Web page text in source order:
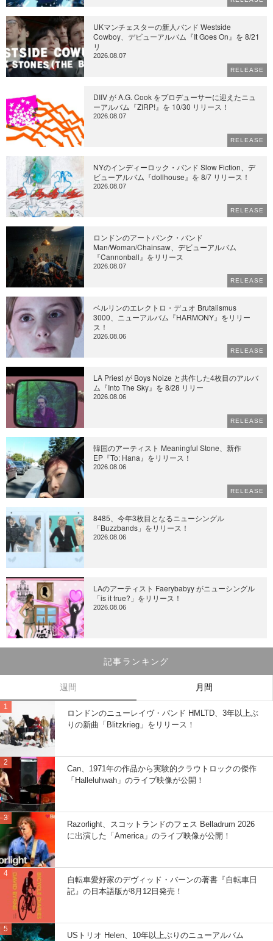
UKマンチェスターの新人バンド Westside
Cowboy、デビューアルバム『It Goes On』を 8/21
リ
2026.08.07
RELEASE
DIIV が A.G. Cook をプロデューサーに迎えたニュ
ーアルバム『ZIRP!』を 10/30 リリース！
2026.08.07
RELEASE
NYのインディーロック・バンド Slow Fiction、デ
ビューアルバム『dollhouse』を 8/7 リリース！
2026.08.07
RELEASE
ロンドンのアートパンク・バンド
Man/Woman/Chainsaw、デビューアルバム
『Cannonball』をリリース
2026.08.07
RELEASE
ベルリンのエレクトロ・デュオ Brutalismus
3000、ニューアルバム『HARMONY』をリリー
ス！
2026.08.06
RELEASE
LA Priest が Boys Noize と共作した4枚目のアルバ
ム『Into The Sky』を 8/28 リリー
2026.08.06
RELEASE
韓国のアーティスト Meaningful Stone、新作
EP『To: Hana』をリリース！
2026.08.06
RELEASE
8485、今年3枚目となるニューシングル
「Buzzbands」をリリース！
2026.08.06
LAのアーティスト Faerybabyy がニューシングル
「is it true?」をリリース！
2026.08.06
記事ランキング
週間 月間
ロンドンのニューレイヴ・バンド HMLTD、3年以上ぶ
りの新曲「Blitzkrieg」をリリース！
Can、1971年の作品から実験的クラウトロックの傑作
「Halleluhwah」のライブ映像が公開！
Razorlight、スコットランドのフェス Belladrum 2026
に出演した「America」のライブ映像が公開！
自転車愛好家のデヴィッド・バーンの著書『自転車日
記』の日本語版が8月12日発売！
USトリオ Helen、10年以上ぶりのニューアルバム